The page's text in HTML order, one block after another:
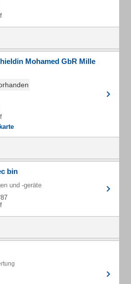
Mohamed GbR Mille
bin
und -geräte